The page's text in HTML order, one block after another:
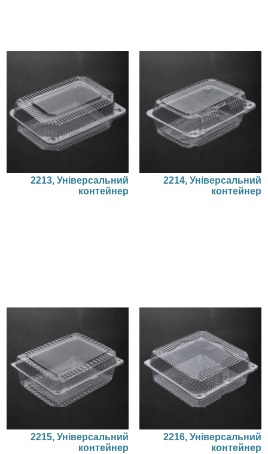
2213, Універсальний
контейнер
2214, Універсальний
контейнер
2215, Універсальний
контейнер
2216, Універсальний
контейнер